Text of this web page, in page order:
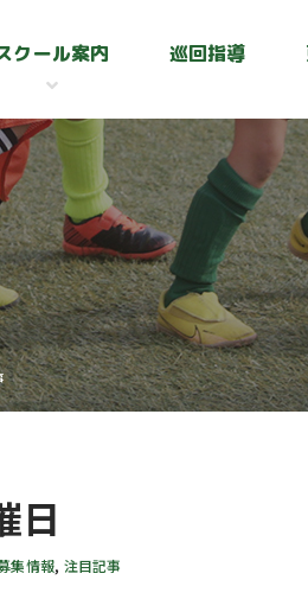
クール案内 巡回指導
日
集情報, 注目記事